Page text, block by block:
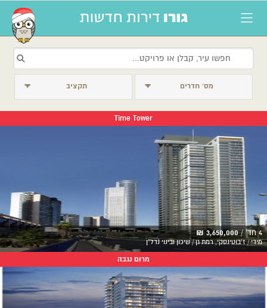
מס׳ חדרים תקציב
Time Tower
4 חד' / 3,650,000 ₪
מידי / ז'בוטינסקי, רמת גן / שיכון ובינוי נדל"ן
מרום נגבה